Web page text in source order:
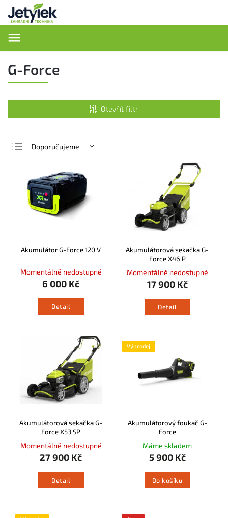
G-Force
Otevřít filtr
Doporučujeme
Nejdražší
Nejprodávanější
Abecedně
Akumulátor G-Force 120 V
Momentálně nedostupné
6 000 Kč
Detail
Akumulátorová sekačka G-
Force X46 P
Momentálně nedostupné
17 900 Kč
Detail
Akumulátorová sekačka G-
Force X53 SP
Momentálně nedostupné
27 900 Kč
Detail
Výprodej
Akumulátorový foukač G-
Force
Máme skladem
5 900 Kč
Do košíku